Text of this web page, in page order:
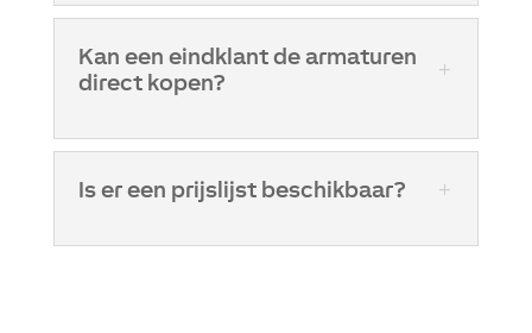
Kan een eindklant de armaturen
direct kopen?
Is er een prijslijst beschikbaar?